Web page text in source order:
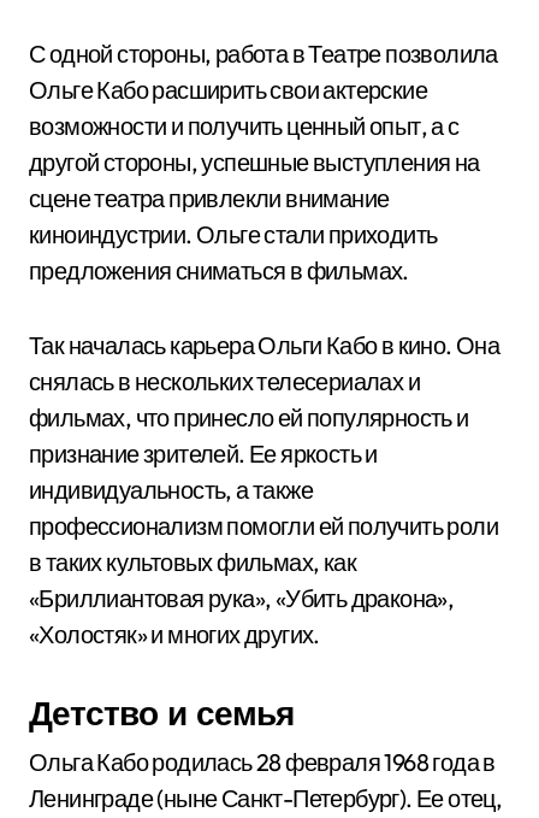
С одной стороны, работа в Театре позволила
Ольге Кабо расширить свои актерские
возможности и получить ценный опыт, а с
другой стороны, успешные выступления на
сцене театра привлекли внимание
киноиндустрии. Ольге стали приходить
предложения сниматься в фильмах.
Так началась карьера Ольги Кабо в кино. Она
снялась в нескольких телесериалах и
фильмах, что принесло ей популярность и
признание зрителей. Ее яркость и
индивидуальность, а также
профессионализм помогли ей получить роли
в таких культовых фильмах, как
«Бриллиантовая рука», «Убить дракона»,
«Холостяк» и многих других.
Детство и семья
Ольга Кабо родилась 28 февраля 1968 года в
Ленинграде (ныне Санкт-Петербург). Ее отец,